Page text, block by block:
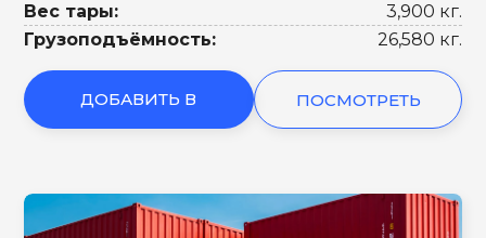
Вес тары:
3,900 кг.
Грузоподъёмность:
26,580 кг.
ДОБАВИТЬ В ПОСМОТРЕТЬ